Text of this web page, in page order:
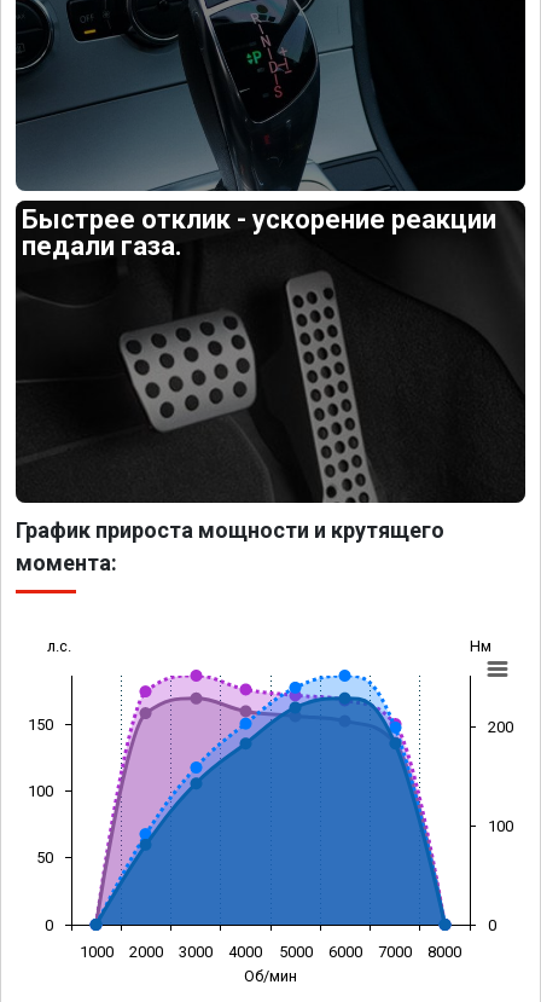
Быстрее отклик - ускорение реакции
педали газа.
График прироста мощности и крутящего
момента:
Об/мин
л.с. Нм
1000 2000 3000 4000 5000 6000 7000 8000
0
50
100
150
0
100
200